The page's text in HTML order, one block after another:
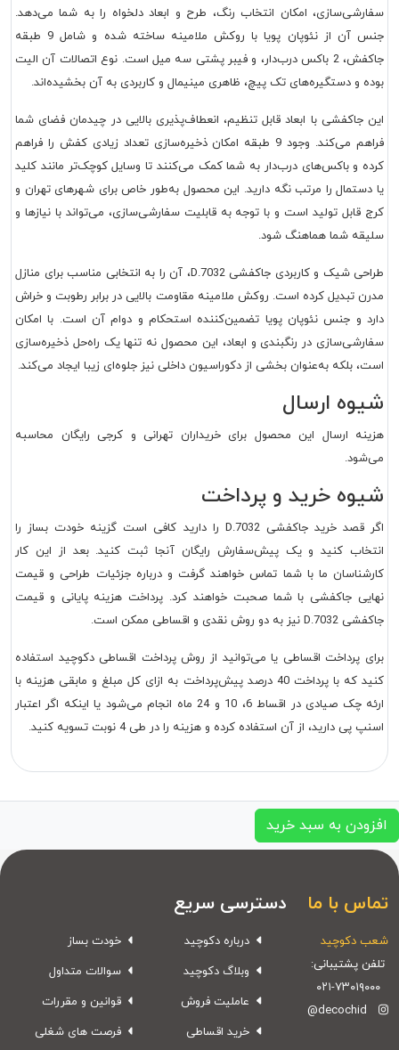
سفارشی‌سازی، امکان انتخاب رنگ، طرح و ابعاد دلخواه را به شما می‌دهد.
جنس آن از نئوپان پویا با روکش ملامینه ساخته شده و شامل 9 طبقه
جاکفش، 2 باکس درب‌دار، و فیبر پشتی سه میل است. نوع اتصالات آن الیت
بوده و دستگیره‌های تک پیچ، ظاهری مینیمال و کاربردی به آن بخشیده‌اند.
این جاکفشی با ابعاد قابل تنظیم، انعطاف‌پذیری بالایی در چیدمان فضای شما
فراهم می‌کند. وجود 9 طبقه امکان ذخیره‌سازی تعداد زیادی کفش را فراهم
کرده و باکس‌های درب‌دار به شما کمک می‌کنند تا وسایل کوچک‌تر مانند کلید
یا دستمال را مرتب نگه دارید. این محصول به‌طور خاص برای شهرهای تهران و
کرج قابل تولید است و با توجه به قابلیت سفارشی‌سازی، می‌تواند با نیازها و
سلیقه شما هماهنگ شود.
طراحی شیک و کاربردی جاکفشی D.7032، آن را به انتخابی مناسب برای منازل
مدرن تبدیل کرده است. روکش ملامینه مقاومت بالایی در برابر رطوبت و خراش
دارد و جنس نئوپان پویا تضمین‌کننده استحکام و دوام آن است. با امکان
سفارشی‌سازی در رنگبندی و ابعاد، این محصول نه تنها یک راه‌حل ذخیره‌سازی
است، بلکه به‌عنوان بخشی از دکوراسیون داخلی نیز جلوه‌ای زیبا ایجاد می‌کند.
شیوه ارسال
هزینه ارسال این محصول برای خریداران تهرانی و کرجی رایگان محاسبه
می‌شود.
شیوه خرید و پرداخت
اگر قصد خرید جاکفشی D.7032 را دارید کافی است گزینه خودت بساز را
انتخاب کنید و یک پیش‌سفارش رایگان آنجا ثبت کنید. بعد از این کار
کارشناسان ما با شما تماس خواهند گرفت و درباره جزئیات طراحی و قیمت
نهایی جاکفشی با شما صحبت خواهند کرد. پرداخت هزینه پایانی و قیمت
جاکفشی D.7032 نیز به دو روش نقدی و اقساطی ممکن است.
برای پرداخت اقساطی یا می‌توانید از روش پرداخت اقساطی دکوچید استفاده
کنید که با پرداخت 40 درصد پیش‌پرداخت به ازای کل مبلغ و مابقی هزینه با
ارئه چک صیادی در اقساط 6، 10 و 24 ماه انجام می‌شود یا اینکه اگر اعتبار
اسنپ پی دارید، از آن استفاده کرده و هزینه را در طی 4 نوبت تسویه کنید.
افزودن به سبد خرید
تماس با ما
شعب دکوچید
تلفن پشتیبانی:
۰۲۱-۷۳۰۱۹۰۰۰
@decochid
دسترسی سریع
درباره دکوچید
وبلاگ دکوچید
عاملیت فروش
خرید اقساطی
خودت بساز
سوالات متداول
قوانین و مقررات
فرصت های شغلی